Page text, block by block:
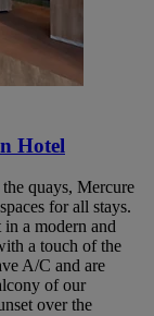
Hotel
quays, Mercure
for all stays.
a modern and
a touch of the
A/C and are
of our
over the